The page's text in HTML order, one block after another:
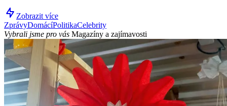
Zobrazit více
ZprávyDomácíPolitikaCelebrity
Vybrali jsme pro vás Magazíny a zajímavosti